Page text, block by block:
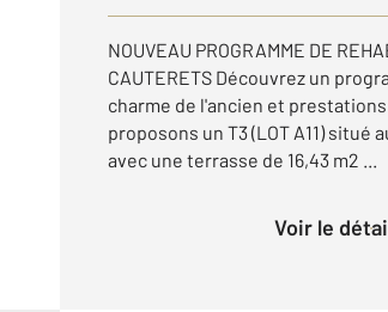
NOUVEAU PROGRAMME DE
CAUTERETS Découvrez un
charme de l'ancien et
proposons un T3 (LOT A11) situé
avec une terrasse de 16,43 m2 ...
Voir le